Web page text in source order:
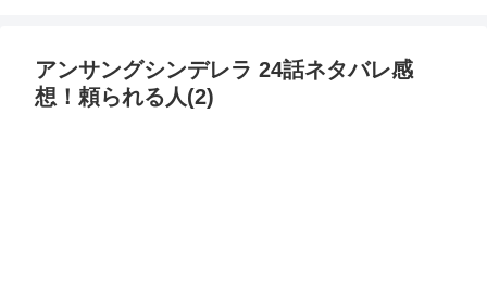
アンサングシンデレラ 24話ネタバレ感
想！頼られる人(2)